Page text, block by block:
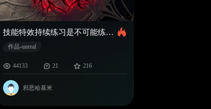
技能特效持续练习是不可能练习的 永远不可能开始练习的
作品-unreal
44133 21 216
邪恶哈基米